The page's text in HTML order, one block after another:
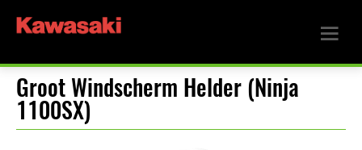
Groot Windscherm Helder (Ninja
1100SX)